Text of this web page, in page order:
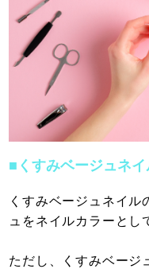
■くすみベージュネ
くすみベージュネイル
ュをネイルカラーとし
ただし、くすみベージ